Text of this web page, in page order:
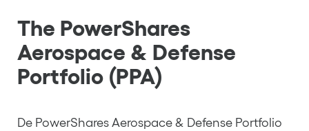
The PowerShares
Aerospace & Defense
Portfolio (PPA)
De PowerShares Aerospace & Defense Portfolio